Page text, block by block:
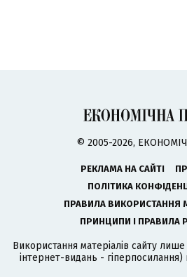
© 2005-2026,
РЕКЛАМА НА САЙТІ
ПОЛІТИКА
ПРАВИЛА ВИКОРИСТАННЯ
ПРИНЦИПИ І ПРАВИЛА
Використання матеріалів сайту
інтернет-видань - гіперпосилання)